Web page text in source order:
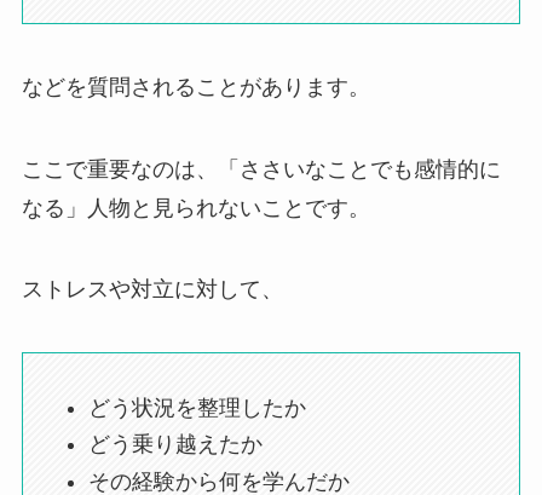
などを質問されることがあります。
ここで重要なのは、「ささいなことでも感情的に
なる」人物と見られないことです。
ストレスや対立に対して、
どう状況を整理したか
どう乗り越えたか
その経験から何を学んだか